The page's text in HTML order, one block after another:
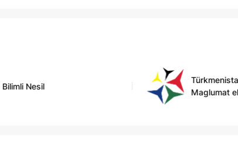
Bilimli Nesil
Maglumat